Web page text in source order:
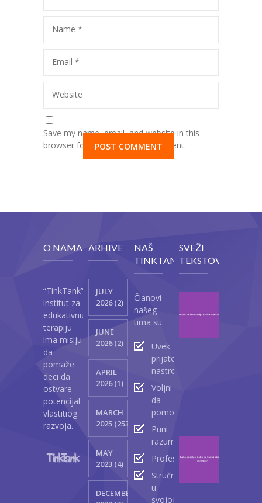
Name *
Email *
Website
Save my name, email, and website in this
browser for the next time I comment.
O NAMA
“TinkTank”
institut za
edukativnu
terapiju
ima misiju
da
pomaže
deci da
ostvare
potencijal
vlastitiog
razvoja.
ARHIVE
JULY
2026 (2)
JUNE
2026 (2)
APRIL
2026 (1)
MARCH
2025 (2530)
MAY
2023 (4)
DECEMBER
NAŠ
TINKTANK
Članovi
našeg
tima su:
Uvek
prijateljski
nastrojeni
Voljni
da
pomognu
Puni
razumevanja
Profesionalci
Stručnjaci
u
svojoj
SVEŽI
TEKSTOVI